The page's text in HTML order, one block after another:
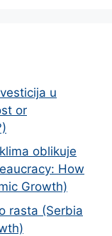
u
or
oblikuje
How
Growth)
rasta (Serbia